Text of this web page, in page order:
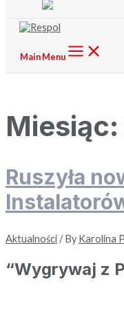
Main Menu
Miesiąc:
Ruszyła
Aktualności/ ByKarolina
“Wygrywaj z